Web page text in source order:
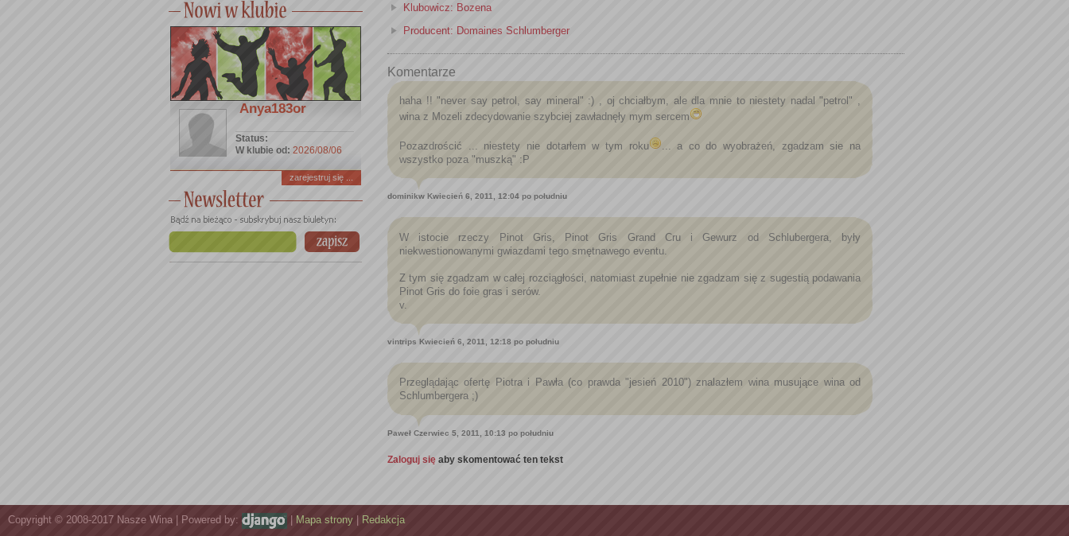
Anya183or
Status:
W klubie od: 2026/08/06
zarejestruj się ...
Klubowicz: Bozena
Producent: Domaines Schlumberger
Komentarze
haha !! "never say petrol, say mineral" :) , oj chciałbym, ale dla mnie to niestety nadal "petrol" ,
wina z Mozeli zdecydowanie szybciej zawładnęły mym sercem
Pozazdrościć ... niestety nie dotarłem w tym roku
... a co do wyobrażeń, zgadzam sie na
wszystko poza "muszką" :P
dominikw Kwiecień 6, 2011, 12:04 po południu
W istocie rzeczy Pinot Gris, Pinot Gris Grand Cru i Gewurz od Schlubergera, były
niekwestionowanymi gwiazdami tego smętnawego eventu.
Z tym się zgadzam w całej rozciągłości, natomiast zupełnie nie zgadzam się z sugestią podawania
Pinot Gris do foie gras i serów.
v.
vintrips Kwiecień 6, 2011, 12:18 po południu
Przeglądając ofertę Piotra i Pawła (co prawda "jesień 2010") znalazłem wina musujące wina od
Schlumbergera ;)
Paweł Czerwiec 5, 2011, 10:13 po południu
Zaloguj się aby skomentować ten tekst
Copyright © 2008-2017 Nasze Wina | Powered by: Mapa strony Redakcja